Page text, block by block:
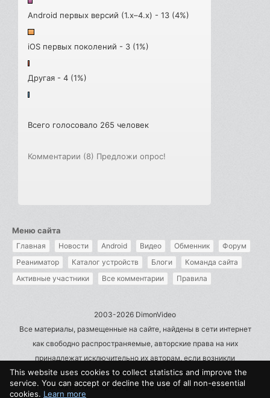
Android первых версий (1.x–4.x) - 13 (4%)
iOS первых поколений - 3 (1%)
Другая - 4 (1%)
Всего голосовало 265 человек
Комментарии (8) Предложи опрос!
Меню сайта
Главная Новости Android Видео Обменник
Форум
Реаниматор
Каталог устройств Блоги
Команда сайта
Активные участники
Все комментарии Правила
2003-2026 DimonVideo
Все материалы, размещенные на сайте, найдены в сети интернет
как свободно распространяемые, авторские права на них
принадлежат исключительно их авторам, если возникли
претензии - пишите на admin@dimonvideo.ru
Политика в отношении обработки персональных данных
This website uses cookies to collect statistics and improve the
service. You can accept or decline the use of all non-essential
cookies. Learn more